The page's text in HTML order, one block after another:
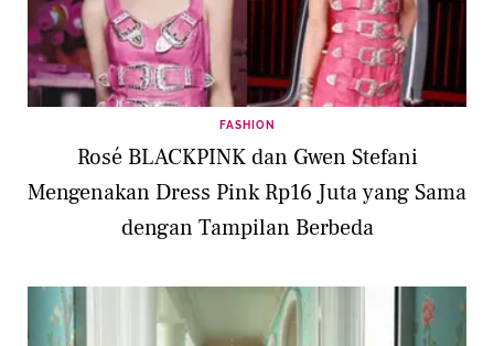
FASHION
Rosé BLACKPINK dan Gwen Stefani
Mengenakan Dress Pink Rp16 Juta yang Sama
dengan Tampilan Berbeda